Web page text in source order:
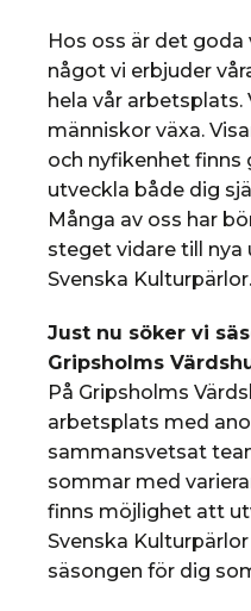
Hos oss är det
något vi erbjuder
hela vår
människor växa.
och nyfikenhet
utveckla både dig
Många av oss har
steget vidare till
Svenska Kulturpärlor.
Just nu söker vi
Gripsholms
På Gripsholms
arbetsplats med
sammansvetsat
sommar med
finns möjlighet att
Svenska
säsongen för dig